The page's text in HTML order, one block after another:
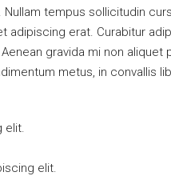
tempus sollicitudin
adipiscing erat. Curabitur
gravida mi non aliquet
metus, in convallis
elit.
elit.